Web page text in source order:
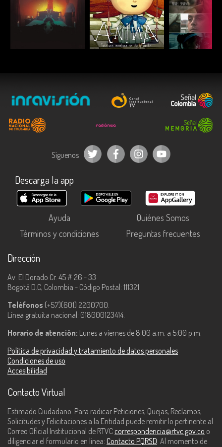
ESCUCHAR
Síguenos
Descarga la app
Ayuda
Quiénes Somos
Términos y condiciones
Preguntas frecuentes
Dirección
Av. El Dorado Cr. 45 # 26 - 33
Bogotá D.C, Colombia - Código Postal: 111321
Teléfonos (+57)(601) 2200700.
Línea gratuita nacional: 018000123414.
Horario de atención: Lunes a viernes de 8:00 a.m. a 5:00 p.m.
Política de privacidad y tratamiento de datos personales
Condiciones de uso
Accesibilidad
Contacto Virtual
Estimado Ciudadano: Para radicar Peticiones, Quejas, Reclamos,
Solicitudes y Felicitaciones a la Entidad puede remitir lo pertinente al
Correo Oficial Institucional de RTVC correspondencia@rtvc.gov.co o
diligenciar el formulario en línea: Contacto PQRSD. Al momento de